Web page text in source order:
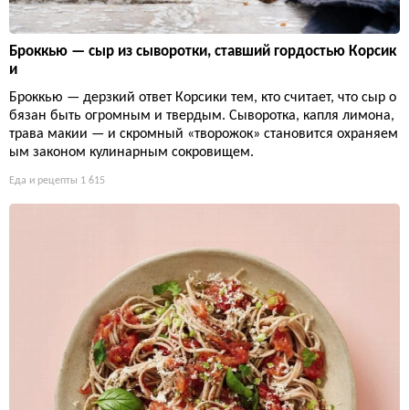
Броккью — сыр из сыворотки, ставший гордостью Корсик
и
Броккью — дерзкий ответ Корсики тем, кто считает, что сыр о
бязан быть огромным и твердым. Сыворотка, капля лимона,
трава макии — и скромный «творожок» становится охраняем
ым законом кулинарным сокровищем.
Еда и рецепты 1 615